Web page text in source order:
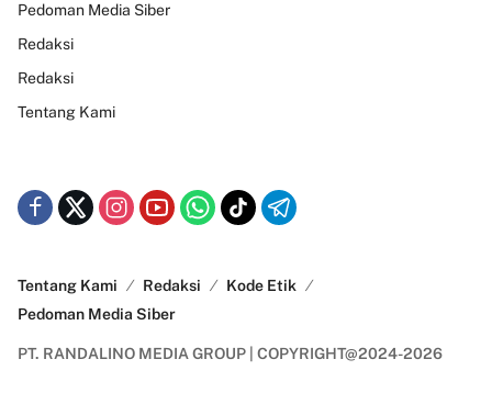
Pedoman Media Siber
Redaksi
Redaksi
Tentang Kami
Tentang Kami Redaksi
Kode Etik
Pedoman Media Siber
PT. RANDALINO MEDIA GROUP | COPYRIGHT@2024-2026